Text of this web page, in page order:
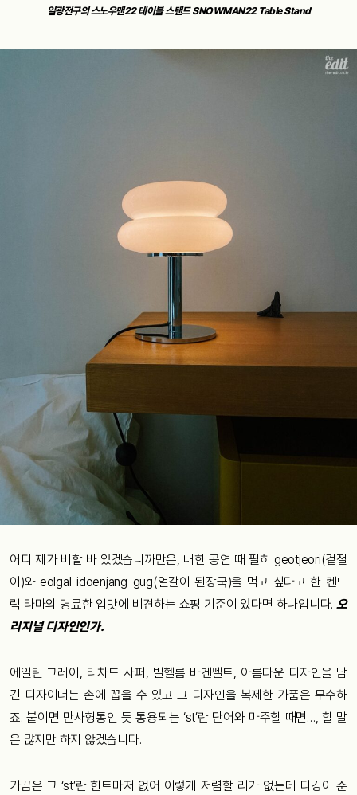
일광전구의 스노우맨22 테이블 스탠드 SNOWMAN22 Table Stand
어디 제가 비할 바 있겠습니까만은, 내한 공연 때 필히 geotjeori(겉절
이)와 eolgal-idoenjang-gug(얼갈이 된장국)을 먹고 싶다고 한 켄드
릭 라마의 명료한 입맛에 비견하는 쇼핑 기준이 있다면 하나입니다.오
리지널 디자인인가.
에일린 그레이, 리차드 사퍼, 빌헬름 바겐펠트, 아름다운 디자인을 남
긴 디자이너는 손에 꼽을 수 있고 그 디자인을 복제한 가품은 무수하
죠. 붙이면 만사형통인 듯 통용되는 ‘st’란 단어와 마주할 때면…, 할 말
은 많지만 하지 않겠습니다.
가끔은 그 ‘st’란 힌트마저 없어 이렇게 저렴할 리가 없는데 디깅이 준